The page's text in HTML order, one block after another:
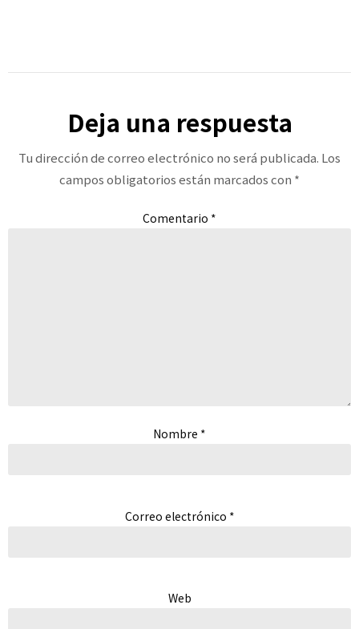
Deja una respuesta
Tu dirección de correo electrónico no será publicada. Los
campos obligatorios están marcados con *
Comentario *
Nombre *
Correo electrónico *
Web